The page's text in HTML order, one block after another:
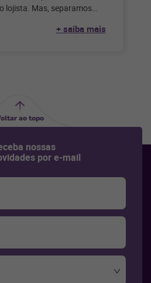
lojista. Mas, separamos
+ saiba mais
ao topo
nossas
por e-mail